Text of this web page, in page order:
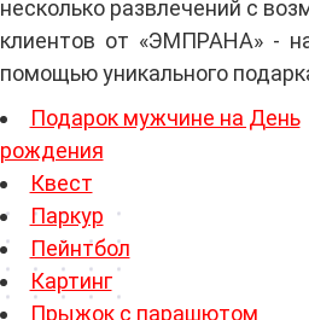
несколько развлечений с
клиентов от «ЭМПРАНА» -
помощью уникального
Подарок мужчине на День
рождения
Квест
Паркур
Пейнтбол
Картинг
Прыжок с парашютом